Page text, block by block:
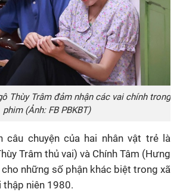
Thùy Trâm đảm nhận các vai chính trong
phim (Ảnh: FB PBKBT)
câu chuyện của hai nhân vật trẻ là
Trâm thủ vai) và Chính Tâm (Hưng
cho những số phận khác biệt trong xã
thập niên 1980.